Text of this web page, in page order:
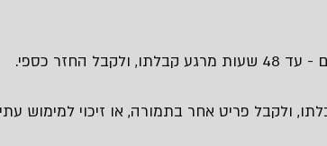
החזר כספי.
ולקבל פריט אחר בתמורה, או זיכוי למימוש